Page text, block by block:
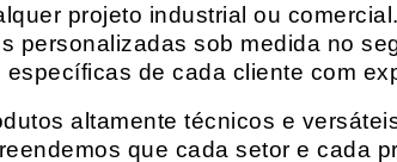
projeto industrial ou
personalizadas sob medida no
de cada cliente com
altamente técnicos e
que cada setor e cada